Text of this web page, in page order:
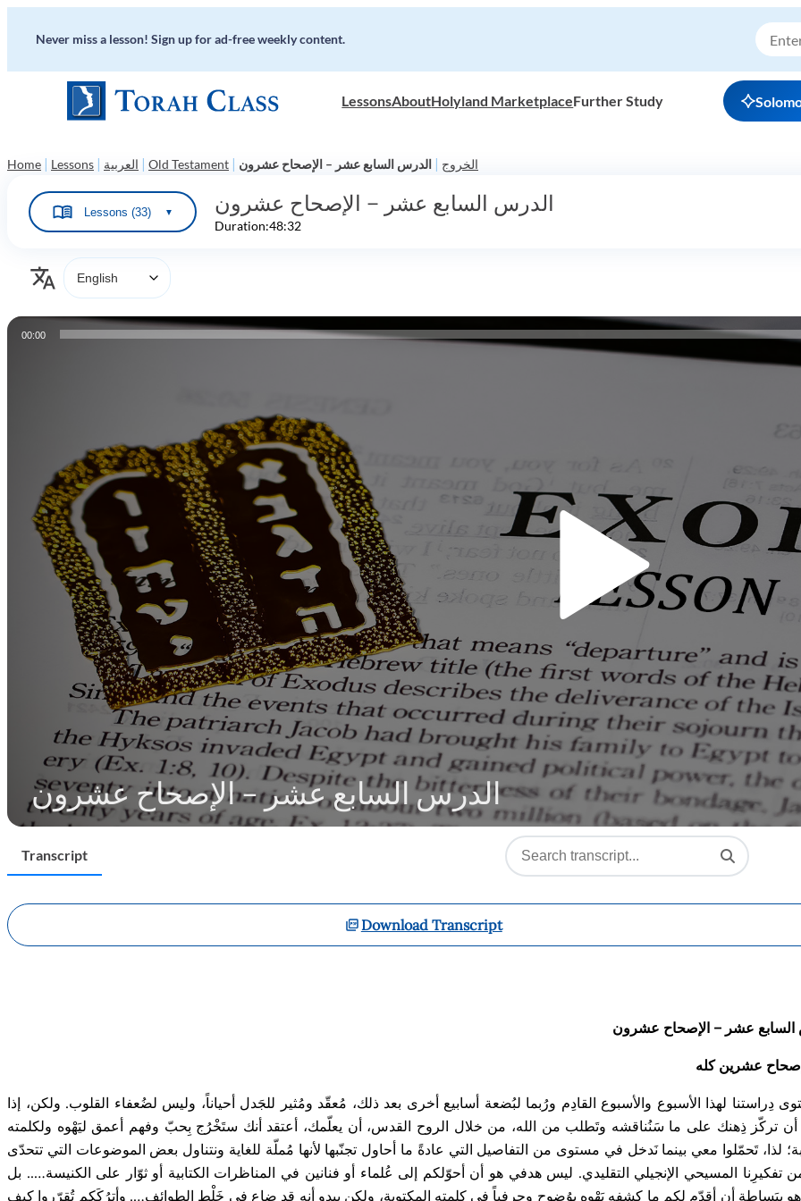
Never miss a lesson! Sign up for ad-free weekly content.
LessonsAboutHolyland MarketplaceFurther Study
Home | Lessons | العربية | Old Testament | الخروج | الدرس السابع عشر – الإصحاح عشرون
Lessons (33) ▼ الدرس السابع عشر – الإصحاح عشرون
Duration:48:32
Audio00:00
الدرس السابع عشر – الإصحاح عشرون
Transcript
Download Transcript
السابع عشر – الإصحاح عشرون
عشرين كله
دراستنا لهذا الأسبوع والأسبوع القادم وربما لبضعة أسابيع أخرى بعد ذلك، معقد ومثير للجدل أحياناً، وليس لضعفاء القلوب. ولكن، إذا
تركز ذهنك على ما سنناقشه وتطلب من الله، من خلال الروح القدس، أن يعلمك، أعتقد أنك ستخرج بحب وفهم أعمق ليَهْوه ولكلمته
؛ لذا، تحملوا معي بينما ندخل في مستوى من التفاصيل التي عادةً ما أحاول تجنبها لأنها مملة للغاية ونتناول بعض الموضوعات التي تتحدى
تفكير نا المسيحي الإنجيلي التقليدي. ليس هدفي هو أن أحولكم إلى علماء أو فنانين في المناظرات الكتابية أو ثوار على الكنيسة….. بل
بِبَساطة أن أقدم لكم ما كشفهيَهْوه بوضوح وحرفياً في كلمته المكتوبة، ولكن يبدو أنه قد ضاع في خلط الطوائف…. وأترككم تقرروا كيف